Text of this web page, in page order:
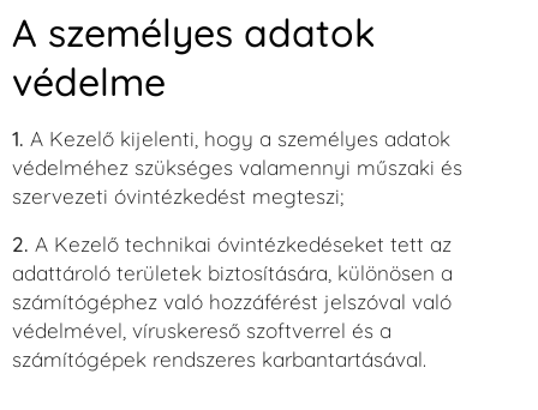
A személyes adatok
védelme
1. A Kezelő kijelenti, hogy a személyes adatok
védelméhez szükséges valamennyi műszaki és
szervezeti óvintézkedést megteszi;
2. A Kezelő technikai óvintézkedéseket tett az
adattároló területek biztosítására, különösen a
számítógéphez való hozzáférést jelszóval való
védelmével, víruskereső szoftverrel és a
számítógépek rendszeres karbantartásával.